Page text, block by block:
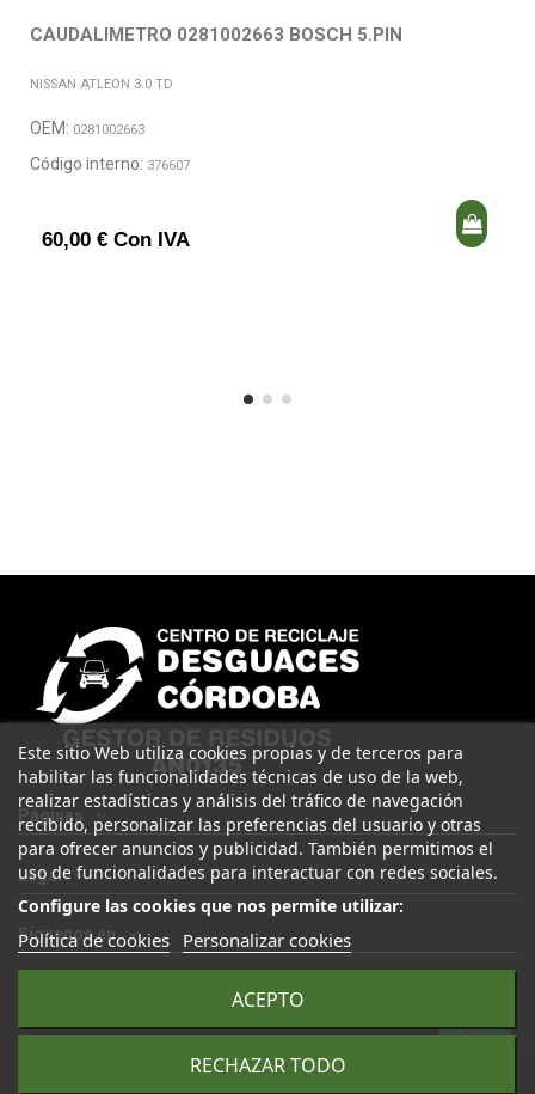
CAUDALIMETRO 0281002663 BOSCH 5.PIN
NISSAN ATLEON 3.0 TD
OEM: 0281002663
Código interno: 376607
60,00 € Con IVA
Páginas
Legal
Este sitio Web utiliza cookies propias y de terceros para
habilitar las funcionalidades técnicas de uso de la web,
realizar estadísticas y análisis del tráfico de navegación
recibido, personalizar las preferencias del usuario y otras
para ofrecer anuncios y publicidad. También permitimos el
uso de funcionalidades para interactuar con redes sociales.
Configure las cookies que nos permite utilizar:
Política de cookies Personalizar cookies
RECHAZAR TODO
ACEPTO
Síguenos en
Desarrollado por Seintosoft